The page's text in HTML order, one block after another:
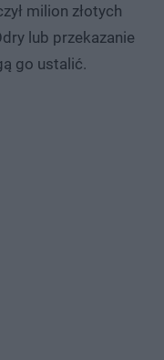
milion złotych
lub przekazanie
go ustalić.